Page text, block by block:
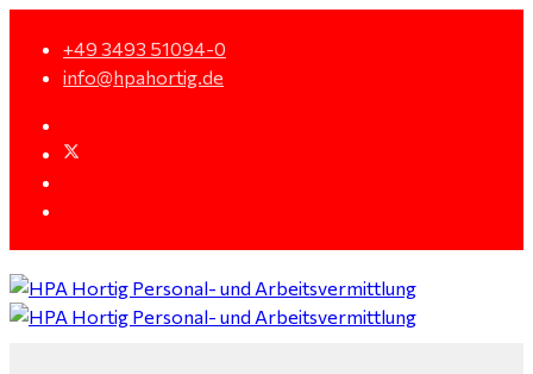
+49 3493 51094-0
info@hpahortig.de